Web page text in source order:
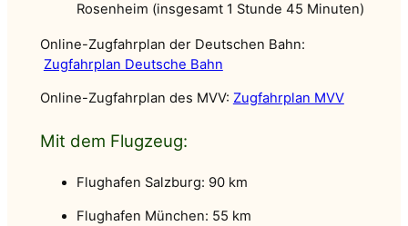
Rosenheim (insgesamt 1 Stunde 45 Minuten)
Online-Zugfahrplan der Deutschen Bahn:
Zugfahrplan Deutsche Bahn
Online-Zugfahrplan des MVV: Zugfahrplan MVV
Mit dem Flugzeug:
Flughafen Salzburg: 90 km
Flughafen München: 55 km